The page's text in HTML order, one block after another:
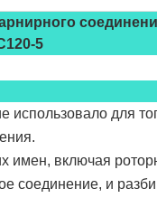
5
использовало для
имен, включая
соединение, и